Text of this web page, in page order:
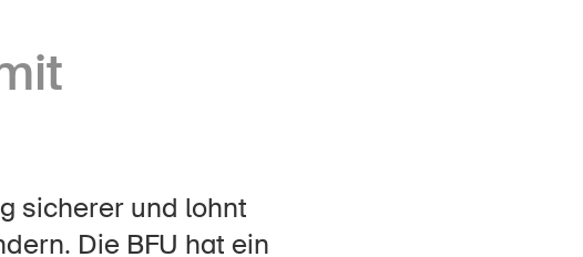
Sicherheitsdelegierte & Gemeinden
sicherer und lohnt
Die BFU hat ein